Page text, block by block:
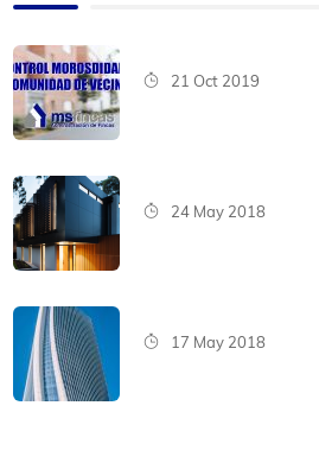
21 Oct 2019
24 May 2018
17 May 2018